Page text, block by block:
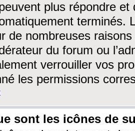
plus répondre
terminés.
de nombreuses
du forum ou
verrouiller vos
les permissions
sont les icônes de